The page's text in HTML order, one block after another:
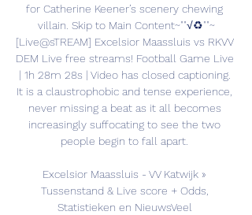
for Catherine Keener’s scenery chewing
villain. Skip to Main Content~""√♻️""~
[Live@sTREAM] Excelsior Maassluis vs RKVV
DEM Live free streams! Football Game Live
| 1h 28m 28s | Video has closed captioning.
It is a claustrophobic and tense experience,
never missing a beat as it all becomes
increasingly suffocating to see the two
people begin to fall apart.
Excelsior Maassluis - VV Katwijk »
Tussenstand & Live score + Odds,
Statistieken en NieuwsVeel